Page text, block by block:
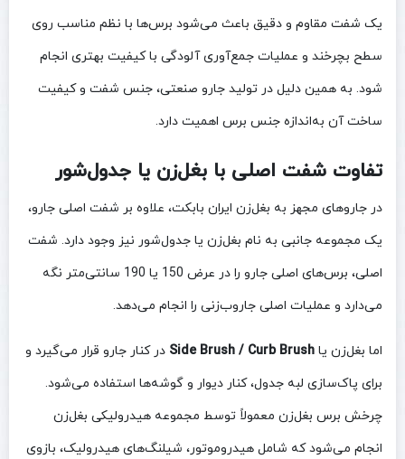
یک شفت مقاوم و دقیق باعث می‌شود برس‌ها با نظم مناسب روی
سطح بچرخند و عملیات جمع‌آوری آلودگی با کیفیت بهتری انجام
شود. به همین دلیل در تولید جارو صنعتی، جنس شفت و کیفیت
ساخت آن به‌اندازه جنس برس اهمیت دارد.
تفاوت شفت اصلی با بغل‌زن یا جدول‌شور
در جاروهای مجهز به بغل‌زن ایران بابکت، علاوه بر شفت اصلی جارو،
یک مجموعه جانبی به نام بغل‌زن یا جدول‌شور نیز وجود دارد. شفت
اصلی، برس‌های اصلی جارو را در عرض 150 یا 190 سانتی‌متر نگه
می‌دارد و عملیات اصلی جاروب‌زنی را انجام می‌دهد.
اما بغل‌زن یا Side Brush / Curb Brush در کنار جارو قرار می‌گیرد و
برای پاک‌سازی لبه جدول، کنار دیوار و گوشه‌ها استفاده می‌شود.
چرخش برس بغل‌زن معمولاً توسط مجموعه هیدرولیکی بغل‌زن
انجام می‌شود که شامل هیدروموتور، شیلنگ‌های هیدرولیک، بازوی